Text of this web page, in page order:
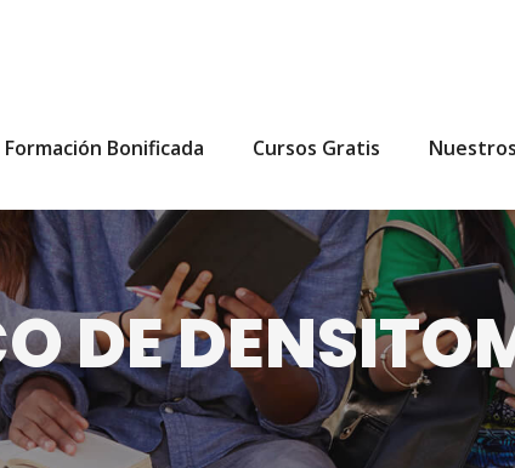
Formación Bonificada Cursos Gratis
DE